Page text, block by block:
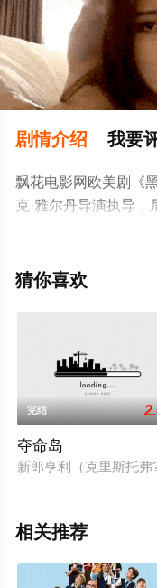
剧情介绍 我要
飘花电影网欧美剧《
克·雅尔丹导演执导，
娜·梅尔瑞斯,蒂埃里·
电视剧，大结局剧情
猜你喜欢
完结
夺命岛
新郎亨利（克里斯托
相关推荐